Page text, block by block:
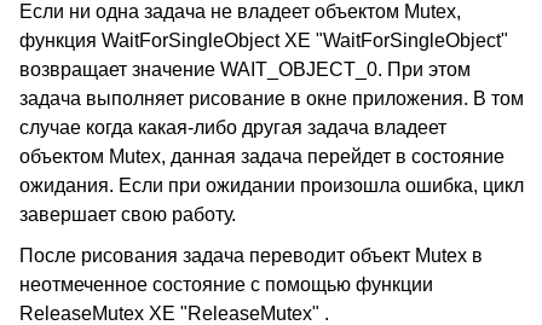
Если ни одна задача не владеет объектом Mutex,
функция WaitForSingleObject XE "WaitForSingleObject"
возвращает значение WAIT_OBJECT_0. При этом
задача выполняет рисование в окне приложения. В том
случае когда какая-либо другая задача владеет
объектом Mutex, данная задача перейдет в состояние
ожидания. Если при ожидании произошла ошибка, цикл
завершает свою работу.
После рисования задача переводит объект Mutex в
неотмеченное состояние с помощью функции
ReleaseMutex XE "ReleaseMutex" .